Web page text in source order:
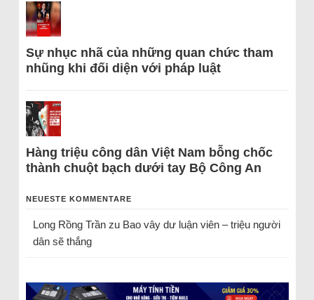
Sự nhục nhã của những quan chức tham
nhũng khi đối diện với pháp luật
Hàng triệu công dân Việt Nam bỗng chốc
thành chuột bạch dưới tay Bộ Công An
NEUESTE KOMMENTARE
Long Rồng Trầnzu Bao vây dư luận viên – triệu người
dân sẽ thắng